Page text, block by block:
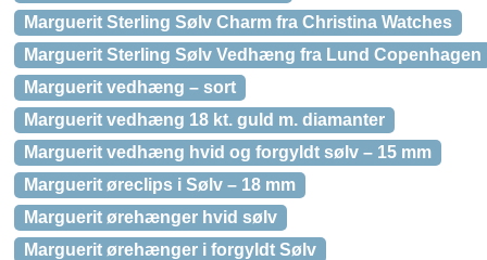
Marguerit Sterling Sølv Charm fra Christina Watches
Marguerit Sterling Sølv Vedhæng fra Lund Copenhagen
Marguerit vedhæng – sort
Marguerit vedhæng 18 kt. guld m. diamanter
Marguerit vedhæng hvid og forgyldt sølv – 15 mm
Marguerit øreclips i Sølv – 18 mm
Marguerit ørehænger hvid sølv
Marguerit ørehænger i forgyldt Sølv